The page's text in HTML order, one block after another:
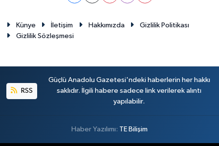
Künye İletişim Hakkımızda
Gizlilik Politikası
Gizlilik Sözleşmesi
RSS
Güçlü Anadolu Gazetesi'ndeki haberlerin her hakkı
saklıdır. İlgili habere sadece link verilerek alıntı
yapılabilir.
Haber Yazılımı: TE Bilişim